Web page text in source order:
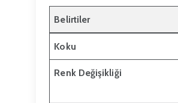
Belirtiler
Koku
Renk Değişikliği